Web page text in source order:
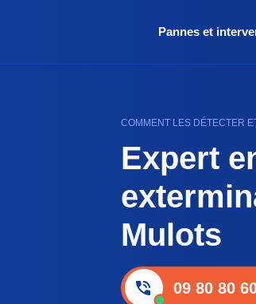
Pannes et
COMMENT LES DÉTECTER
Expert
Mulots
09 80 80